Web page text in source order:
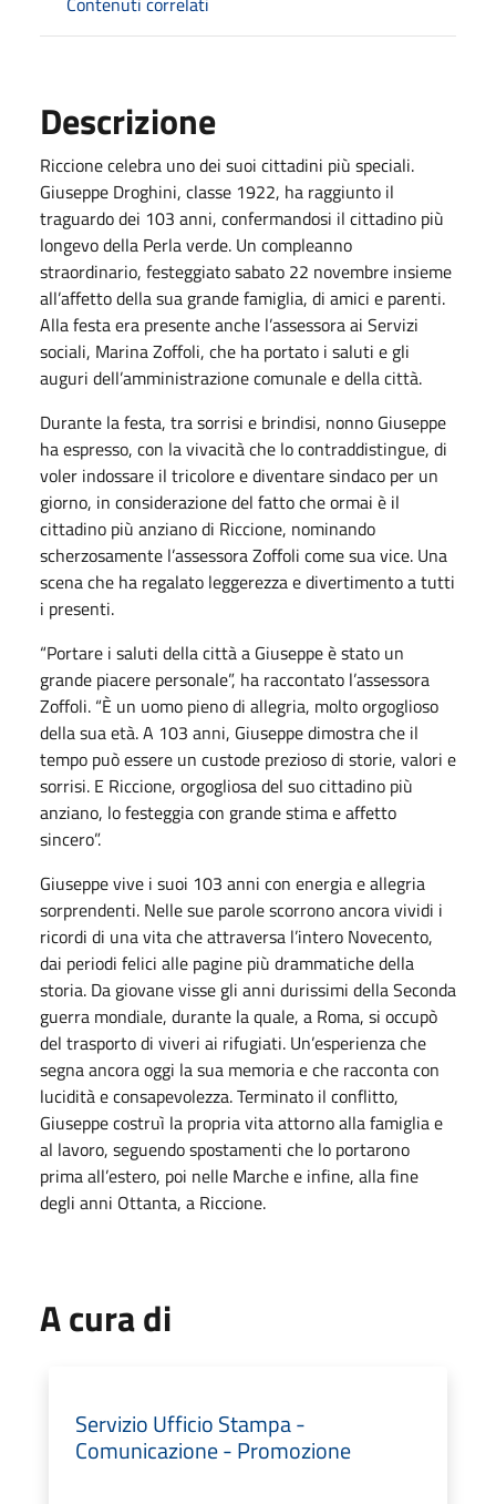
Descrizione
Riccione celebra uno dei suoi cittadini più speciali.
Giuseppe Droghini, classe 1922, ha raggiunto il
traguardo dei 103 anni, confermandosi il cittadino più
longevo della Perla verde. Un compleanno
straordinario, festeggiato sabato 22 novembre insieme
all’affetto della sua grande famiglia, di amici e parenti.
Alla festa era presente anche l’assessora ai Servizi
sociali, Marina Zoffoli, che ha portato i saluti e gli
auguri dell’amministrazione comunale e della città.
Durante la festa, tra sorrisi e brindisi, nonno Giuseppe
ha espresso, con la vivacità che lo contraddistingue, di
voler indossare il tricolore e diventare sindaco per un
giorno, in considerazione del fatto che ormai è il
cittadino più anziano di Riccione, nominando
scherzosamente l’assessora Zoffoli come sua vice. Una
scena che ha regalato leggerezza e divertimento a tutti
i presenti.
“Portare i saluti della città a Giuseppe è stato un
grande piacere personale”, ha raccontato l’assessora
Zoffoli. “È un uomo pieno di allegria, molto orgoglioso
della sua età. A 103 anni, Giuseppe dimostra che il
tempo può essere un custode prezioso di storie, valori e
sorrisi. E Riccione, orgogliosa del suo cittadino più
anziano, lo festeggia con grande stima e affetto
sincero”.
Giuseppe vive i suoi 103 anni con energia e allegria
sorprendenti. Nelle sue parole scorrono ancora vividi i
ricordi di una vita che attraversa l’intero Novecento,
dai periodi felici alle pagine più drammatiche della
storia. Da giovane visse gli anni durissimi della Seconda
guerra mondiale, durante la quale, a Roma, si occupò
del trasporto di viveri ai rifugiati. Un’esperienza che
segna ancora oggi la sua memoria e che racconta con
lucidità e consapevolezza. Terminato il conflitto,
Giuseppe costruì la propria vita attorno alla famiglia e
al lavoro, seguendo spostamenti che lo portarono
prima all’estero, poi nelle Marche e infine, alla fine
degli anni Ottanta, a Riccione.
A cura di
Servizio Ufficio Stampa -
Comunicazione - Promozione